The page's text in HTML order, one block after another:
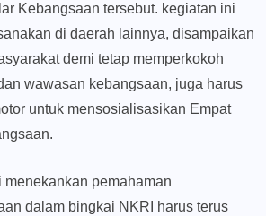
Kebangsaan tersebut. kegiatan ini
di daerah lainnya, disampaikan
demi tetap memperkokoh
wawasan kebangsaan, juga harus
untuk mensosialisasikan Empat
menekankan pemahaman
dalam bingkai NKRI harus terus